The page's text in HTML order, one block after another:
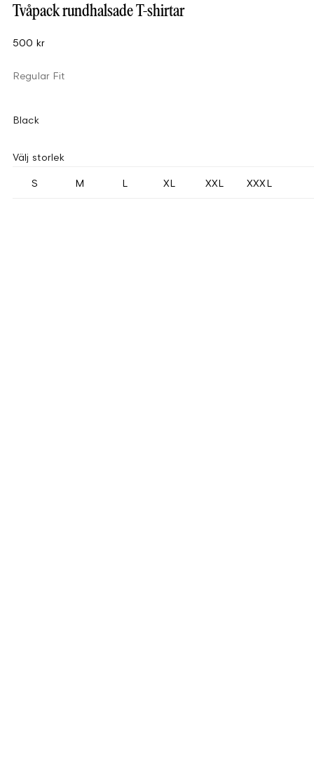
Tvåpack rundhalsade T-shirtar
500 kr
Regular Fit
Black
Välj storlek
S M L XL XXL XXXL